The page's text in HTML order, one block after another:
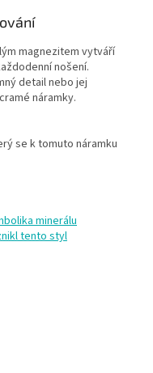
magnezitem vytváří
nošení.
detail nebo jej
náramky.
se k tomuto náramku
minerálu
tento styl